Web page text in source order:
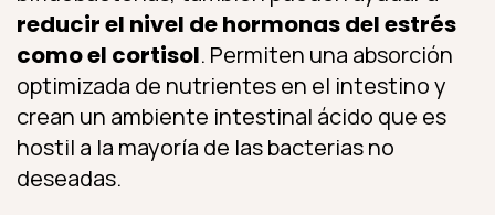
reducir el nivel de hormonas del estrés
como el cortisol. Permiten una absorción
optimizada de nutrientes en el intestino y
crean un ambiente intestinal ácido que es
hostil a la mayoría de las bacterias no
deseadas.